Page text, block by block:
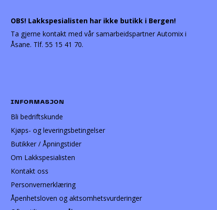
OBS! Lakkspesialisten har ikke butikk i Bergen!
Ta gjerne kontakt med vår samarbeidspartner Automix i
Åsane. Tlf. 55 15 41 70.
INFORMASJON
Bli bedriftskunde
Kjøps- og leveringsbetingelser
Butikker / Åpningstider
Om Lakkspesialisten
Kontakt oss
Personvernerklæring
Åpenhetsloven og aktsomhetsvurderinger